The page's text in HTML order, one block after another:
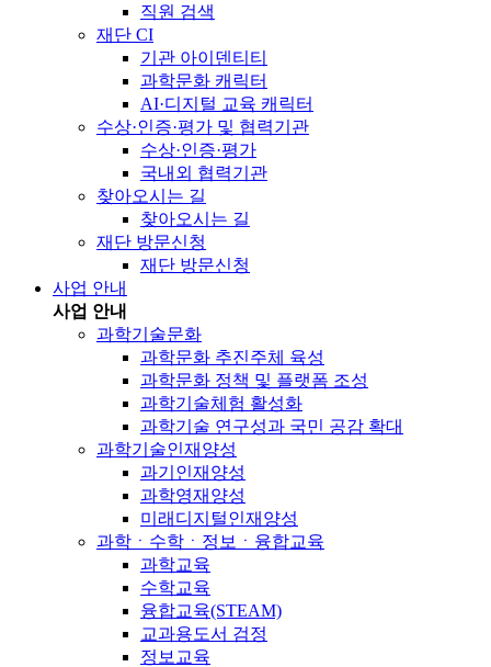
직원 검색
재단 CI
기관 아이덴티티
과학문화 캐릭터
AI·디지털 교육 캐릭터
수상·인증·평가 및 협력기관
수상·인증·평가
국내외 협력기관
찾아오시는 길
찾아오시는 길
재단 방문신청
재단 방문신청
사업 안내
사업 안내
과학기술문화
과학문화 추진주체 육성
과학문화 정책 및 플랫폼 조성
과학기술체험 활성화
과학기술 연구성과 국민 공감 확대
과학기술인재양성
과기인재양성
과학영재양성
미래디지털인재양성
과학ㆍ수학ㆍ정보ㆍ융합교육
과학교육
수학교육
융합교육(STEAM)
교과용도서 검정
정보교육